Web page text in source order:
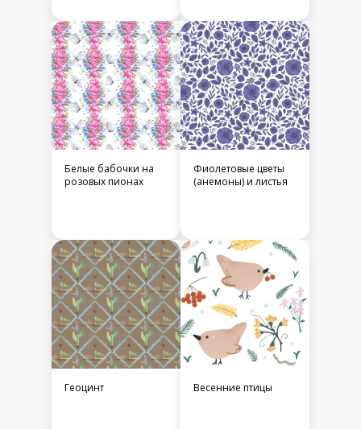
Белые бабочки на
розовых пионах
Фиолетовые цветы
(анемоны) и листья
Геоцинт Весенние птицы